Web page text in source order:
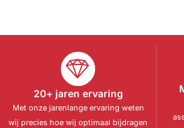
20+ jaren ervaring
Met onze jarenlange ervaring weten
wij precies hoe wij optimaal bijdragen